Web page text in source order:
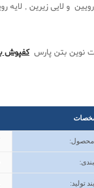
رویین و لایی زیرین ,
نوین بتن پارسکفپوش
محصول:
:
تولید: